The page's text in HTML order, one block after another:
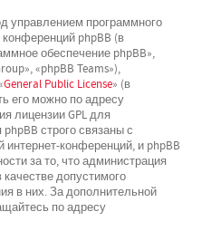
управлением программного
phpBB (в
обеспечение phpBB»,
«phpBB Teams»),
General Public License» (в
его можно по адресу
лицензии GPL для
строго связаны с
интернет-конференций, и phpBB
за то, что администрация
допустимого
в них. За дополнительной
по адресу